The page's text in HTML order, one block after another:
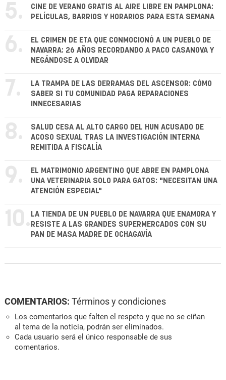
5.
CINE DE VERANO GRATIS AL AIRE LIBRE EN PAMPLONA:
PELÍCULAS, BARRIOS Y HORARIOS PARA ESTA SEMANA
6.
EL CRIMEN DE ETA QUE CONMOCIONÓ A UN PUEBLO DE
NAVARRA: 26 AÑOS RECORDANDO A PACO CASANOVA Y
NEGÁNDOSE A OLVIDAR
7.
LA TRAMPA DE LAS DERRAMAS DEL ASCENSOR: CÓMO
SABER SI TU COMUNIDAD PAGA REPARACIONES
INNECESARIAS
8.
SALUD CESA AL ALTO CARGO DEL HUN ACUSADO DE
ACOSO SEXUAL TRAS LA INVESTIGACIÓN INTERNA
REMITIDA A FISCALÍA
9.
EL MATRIMONIO ARGENTINO QUE ABRE EN PAMPLONA
UNA VETERINARIA SOLO PARA GATOS: "NECESITAN UNA
ATENCIÓN ESPECIAL"
10. LA TIENDA DE UN PUEBLO DE NAVARRA QUE ENAMORA Y
RESISTE A LAS GRANDES SUPERMERCADOS CON SU
PAN DE MASA MADRE DE OCHAGAVÍA
COMENTARIOS: Términos y condiciones
Los comentarios que falten el respeto y que no se ciñan
al tema de la noticia, podrán ser eliminados.
Cada usuario será el único responsable de sus
comentarios.